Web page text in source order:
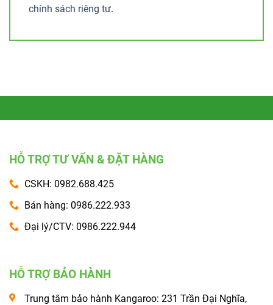
chính sách riêng tư.
HỖ TRỢ TƯ VẤN & ĐẶT HÀNG
CSKH: 0982.688.425
Bán hàng: 0986.222.933
Đại lý/CTV: 0986.222.944
HỖ TRỢ BẢO HÀNH
Trung tâm bảo hành Kangaroo: 231 Trần Đại Nghĩa,